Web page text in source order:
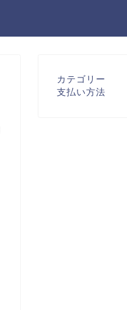
カテゴリー
支払い方法